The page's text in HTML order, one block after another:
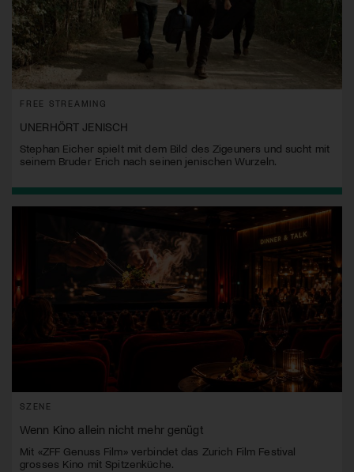
FREE STREAMING
UNERHÖRT JENISCH
Stephan Eicher spielt mit dem Bild des Zigeuners und sucht mit
seinem Bruder Erich nach seinen jenischen Wurzeln.
SZENE
Wenn Kino allein nicht mehr genügt
Mit «ZFF Genuss Film» verbindet das Zurich Film Festival
grosses Kino mit Spitzenküche.